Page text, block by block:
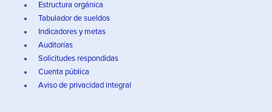
Estructura orgánica
Tabulador de sueldos
Indicadores y metas
Auditorías
Solicitudes respondidas
Cuenta pública
Aviso de privacidad integral